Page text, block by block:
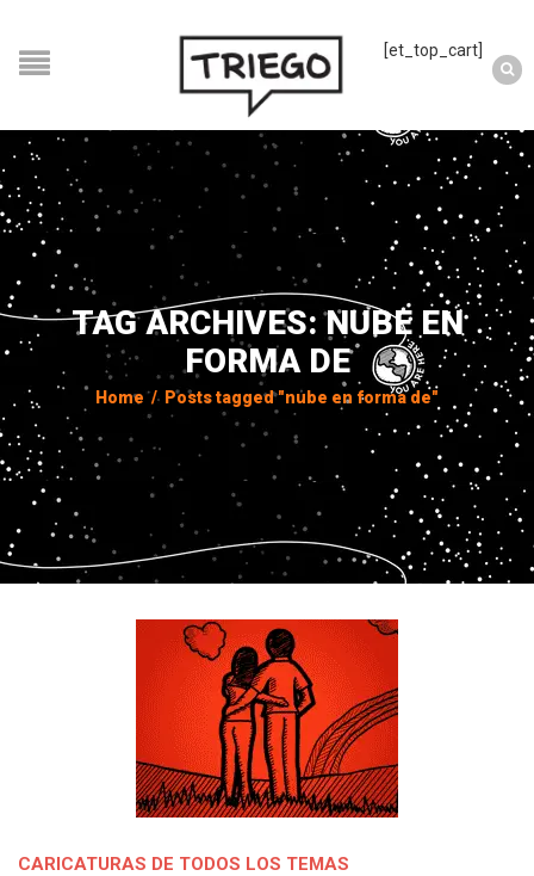
[et_top_cart]
TAG ARCHIVES: NUBE EN
FORMA DE
Home / Posts tagged "nube en forma de"
CARICATURAS DE TODOS LOS TEMAS